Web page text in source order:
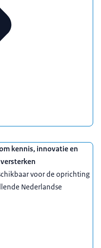
kennis, innovatie en
voor de oprichting
Nederlandse